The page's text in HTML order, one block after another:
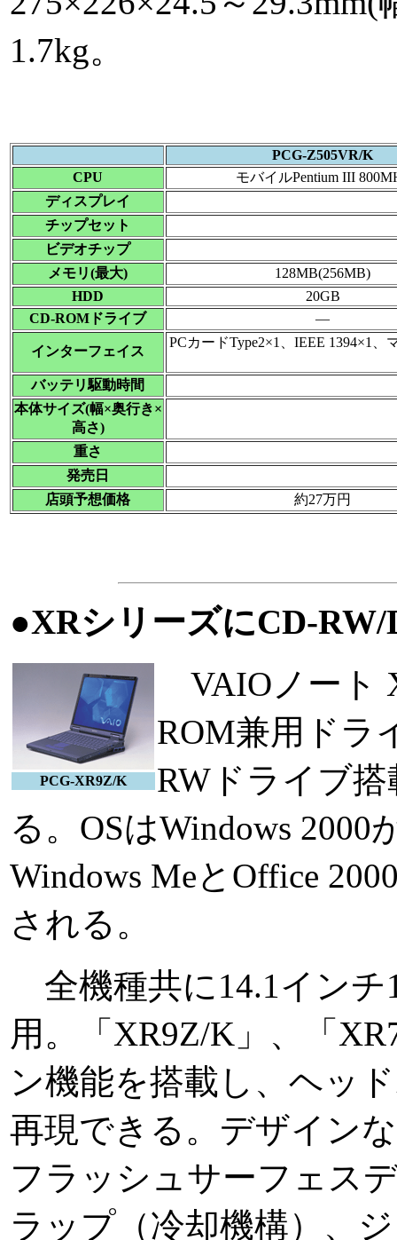
1.7kg。
PCG-Z505VR/K
CPU
モバイルPentium III
ディスプレイ
チップセット
ビデオチップ
メモリ(最大)
128MB(256MB)
HDD
20GB
CD-ROMドライブ
―
インターフェイス
PCカードType2×1、IEEE 1394×1
バッテリ駆動時間
本体サイズ(幅×奥行き×
高さ)
重さ
発売日
店頭予想価格
約27万円
●XRシリーズにCD-
PCG-XR9Z/K
VAIOノート
ROM兼用ドラ
RWドライブ
る。OSはWindows
Windows MeとOffice
される。
全機種共に14.1インチ
用。「XR9Z/K」、「
ン機能を搭載し、ヘッ
再現できる。デザイン
フラッシュサーフェス
ラップ（冷却機構）、